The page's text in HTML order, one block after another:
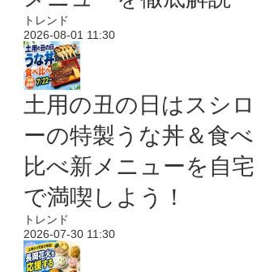
トレンド
2026-08-01 11:30
土用の丑の日はスシロ
ーの特製うな丼＆食べ
比べ新メニューを自宅
で満喫しよう！
トレンド
2026-07-30 11:30